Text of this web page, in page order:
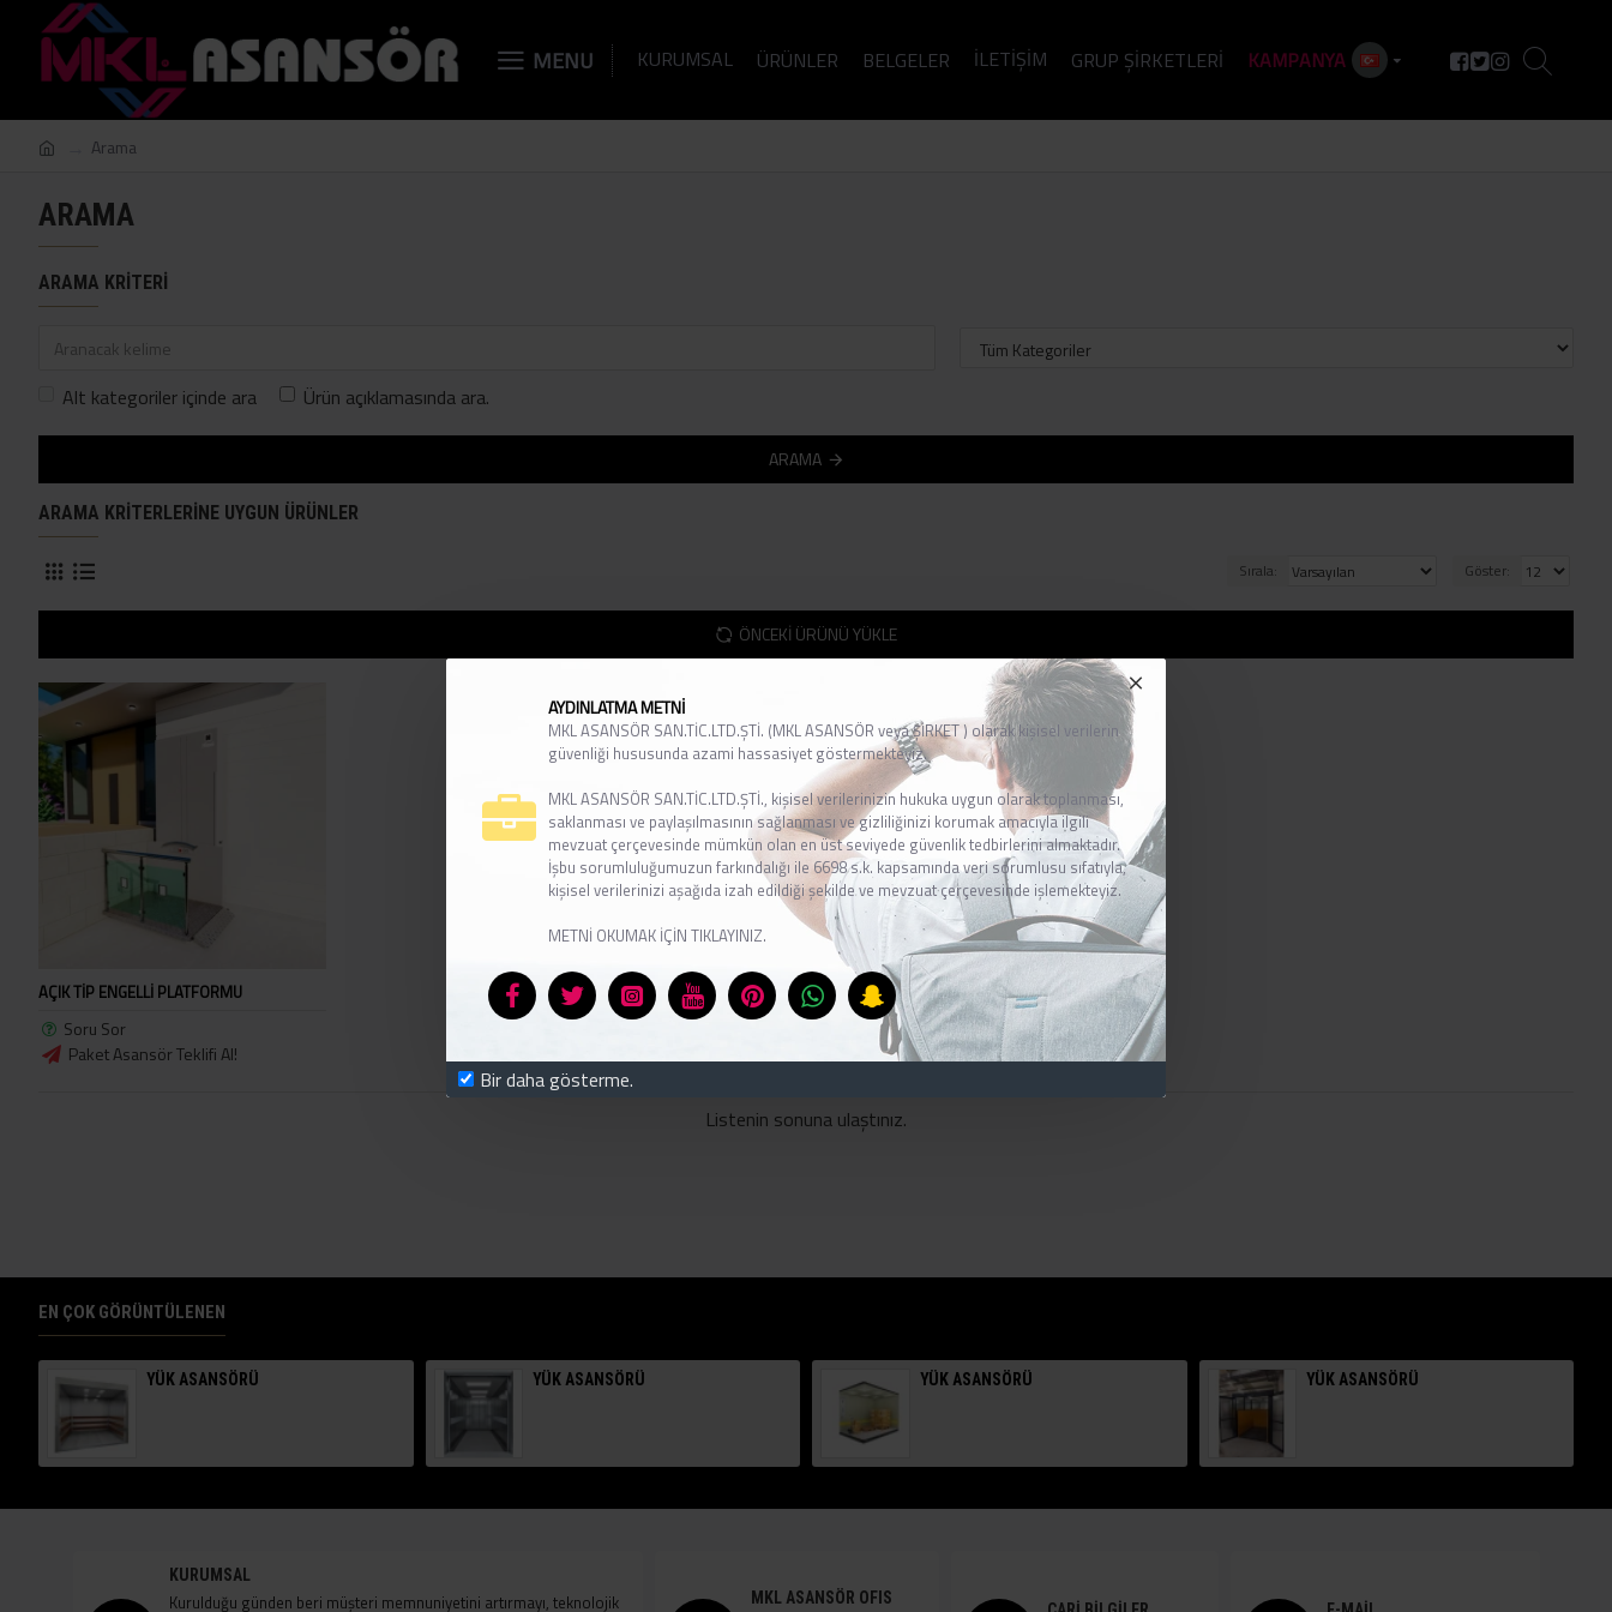
AYDINLATMA METNİ
MKL ASANSÖR SAN.TİC.LTD.ŞTİ. (MKL ASANSÖR veya ŞİRKET ) olarak kişisel verilerin
güvenliği hususunda azami hassasiyet göstermekteyiz.
MKL ASANSÖR SAN.TİC.LTD.ŞTİ., kişisel verilerinizin hukuka uygun olarak toplanması,
saklanması ve paylaşılmasının sağlanması ve gizliliğinizi korumak amacıyla ilgili
mevzuat çerçevesinde mümkün olan en üst seviyede güvenlik tedbirlerini almaktadır.
İşbu sorumluluğumuzun farkındalığı ile 6698 s.k. kapsamında veri sorumlusu sıfatıyla,
kişisel verilerinizi aşağıda izah edildiği şekilde ve mevzuat çerçevesinde işlemekteyiz.
METNİ OKUMAK İÇİN TIKLAYINIZ.
Bir daha gösterme.
MENU KURUMSAL ÜRÜNLER BELGELER İLETIŞIM GRUP ŞIRKETLERI KAMPANYA
Arama
ARAMA
ARAMA KRITERI
Alt kategoriler içinde ara Ürün açıklamasında ara.
ARAMA
ARAMA KRITERLERINE UYGUN ÜRÜNLER
Sırala: Göster:
ÖNCEKI ÜRÜNÜ YÜKLE
AÇIK TİP ENGELLİ PLATFORMU
Soru Sor
Paket Asansör Teklifi Al!
Listenin sonuna ulaştınız.
EN ÇOK GÖRÜNTÜLENEN
YÜK ASANSÖRÜ YÜK ASANSÖRÜ YÜK ASANSÖRÜ YÜK ASANSÖRÜ
KURUMSAL
Kurulduğu günden beri müşteri memnuniyetini artırmayı, teknolojik MKL ASANSÖR OFIS